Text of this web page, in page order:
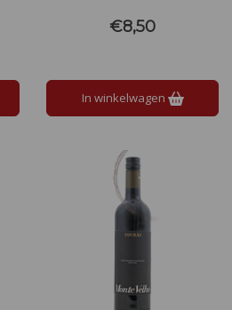
vleugje kruiden, harmonieus
verweven met subtiele hints
€8,50
In winkelwagen